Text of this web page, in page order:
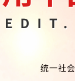
统一社